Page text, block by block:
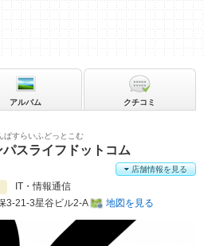
ぱすらいふどっとこむ
スライフドットコム
IT・情報通信
3-21-3星谷ビル2-A 地図を見る
店舗情報を見る
アルバム クチコミ